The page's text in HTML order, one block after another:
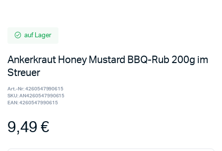
auf Lager
Ankerkraut Honey Mustard BBQ-Rub 200g im
Streuer
Art.-Nr:4260547990615
SKU: AN4260547990615
EAN:4260547990615
9,49€